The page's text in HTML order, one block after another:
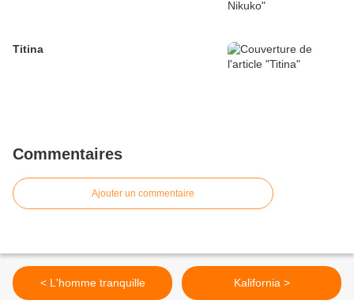
Titina
Commentaires
Ajouter un commentaire
< L'homme tranquille Kalifornia >